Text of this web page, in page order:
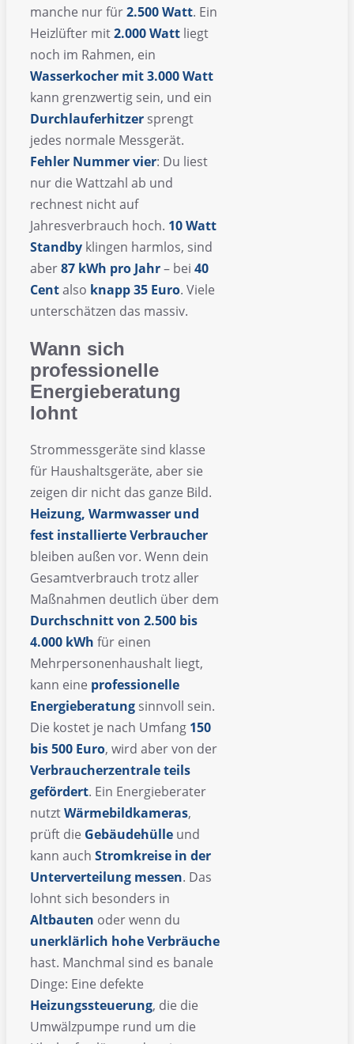
manche nur für2.500 Watt. Ein
Heizlüfter mit2.000 Watt liegt
noch im Rahmen, ein
Wasserkocher mit 3.000 Watt
kann grenzwertig sein, und ein
Durchlauferhitzer sprengt
jedes normale Messgerät.
Fehler Nummer vier: Du liest
nur die Wattzahl ab und
rechnest nicht auf
Jahresverbrauch hoch. 10 Watt
Standby klingen harmlos, sind
aber87 kWh pro Jahr– bei 40
Centalso knapp 35 Euro. Viele
unterschätzen das massiv.
Wann sich
professionelle
Energieberatung
lohnt
Strommessgeräte sind klasse
für Haushaltsgeräte, aber sie
zeigen dir nicht das ganze Bild.
Heizung, Warmwasser und
fest installierte Verbraucher
bleiben außen vor. Wenn dein
Gesamtverbrauch trotz aller
Maßnahmen deutlich über dem
Durchschnitt von 2.500 bis
4.000 kWh für einen
Mehrpersonenhaushalt liegt,
kann eine professionelle
Energieberatung sinnvoll sein.
Die kostet je nach Umfang 150
bis 500 Euro, wird aber von der
Verbraucherzentrale teils
gefördert. Ein Energieberater
nutztWärmebildkameras,
prüft die Gebäudehülle und
kann auch Stromkreise in der
Unterverteilung messen. Das
lohnt sich besonders in
Altbauten oder wenn du
unerklärlich hohe Verbräuche
hast. Manchmal sind es banale
Dinge: Eine defekte
Heizungssteuerung, die die
Umwälzpumpe rund um die